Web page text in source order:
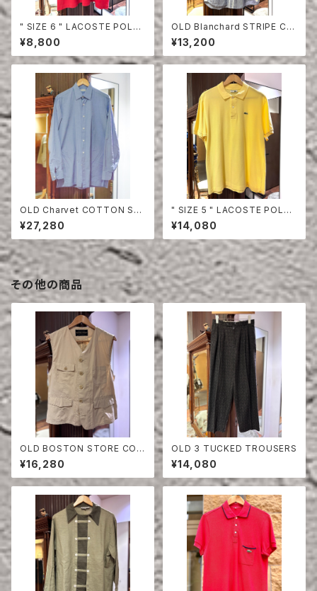
" SIZE 6 " LACOSTE POLO
SHIRT RED
¥8,800
OLD Blanchard STRIPE CO
TTON HALF SLEEVE SHIRT
¥13,200
OLD Charvet COTTON SHI
RT
¥27,280
" SIZE 5 " LACOSTE POLO
SHIRT YELLOW
¥14,080
その他の商品
OLD BOSTON STORE COT
TON×POLY VEST
¥16,280
OLD 3 TUCKED TROUSERS
¥14,080